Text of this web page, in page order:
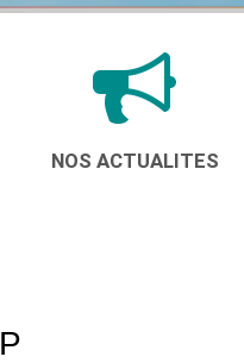
NOS ACTUALITES